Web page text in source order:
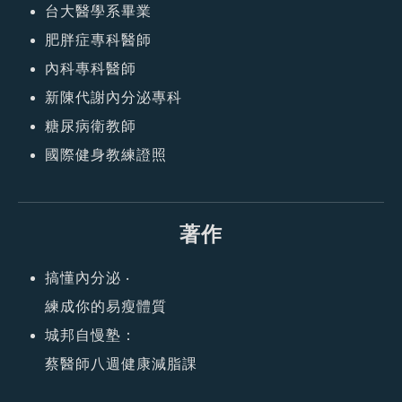
台大醫學系畢業
肥胖症專科醫師
內科專科醫師
新陳代謝內分泌專科
糖尿病衛教師
國際健身教練證照
著作
搞懂內分泌 ‧
練成你的易瘦體質
城邦自慢塾：
蔡醫師八週健康減脂課